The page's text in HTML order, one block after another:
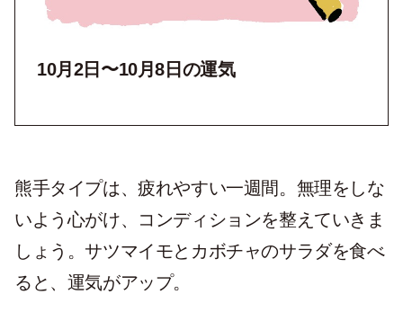
10月2日〜10月8 日の運気
熊手タイプは、疲れやすい一週間。無理をしな
いよう心がけ、コンディションを整えていきま
しょう。サツマイモとカボチャのサラダを食べ
ると、運気がアップ。